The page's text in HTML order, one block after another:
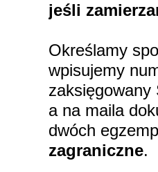
jeśli
Określamy
wpisujemy
zaksięgowany
a na maila
dwóch
zagraniczne.